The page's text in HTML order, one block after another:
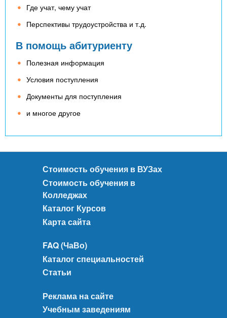
Где учат, чему учат
Перспективы трудоустройства и т.д.
В помощь абитуриенту
Полезная информация
Условия поступления
Документы для поступления
и многое другое
Стоимость обучения в ВУЗах
Стоимость обучения в
Колледжах
Каталог Курсов
Карта сайта
FAQ (ЧаВо)
Каталог специальностей
Статьи
Реклама на сайте
Учебным заведениям